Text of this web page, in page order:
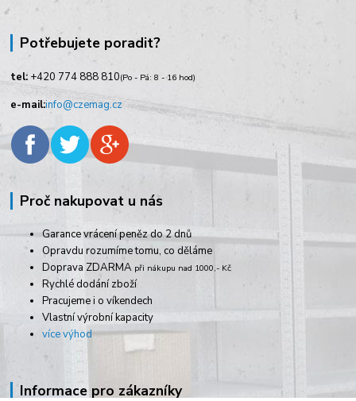
Potřebujete poradit?
tel: +420 774 888 810(Po - Pá: 8 - 16 hod)
e-mail:info@czemag.cz
Proč nakupovat u nás
Garance vrácení peněz do 2 dnů
Opravdu rozumíme tomu, co děláme
Doprava ZDARMA při nákupu nad 1000,- Kč
Rychlé dodání zboží
Pracujeme i o víkendech
Vlastní výrobní kapacity
více výhod
Informace pro zákazníky